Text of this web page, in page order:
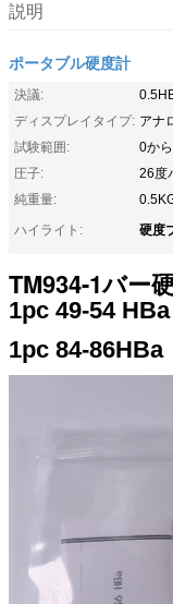
説明
ポータブル硬度計
決議:
ディスプレイタイプ: アナ
試験範囲:
0か
圧子:
26度
純重量:
ハイライト:
硬度
TM934-1バー
1pc 49-54 HBa
1pc 84-86HBa